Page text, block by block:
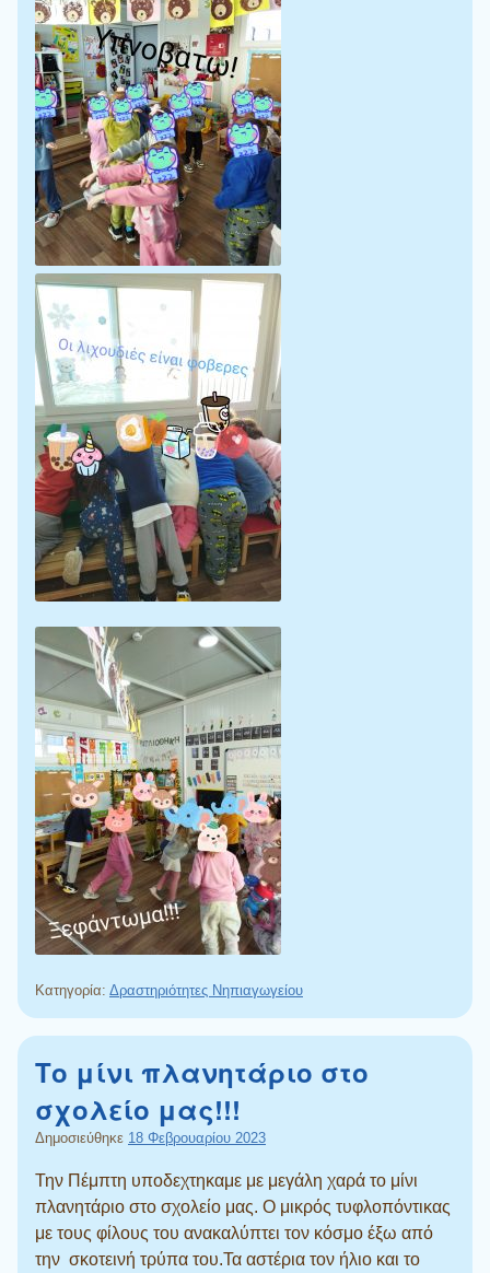
Κατηγορία: Δραστηριότητες Νηπιαγωγείου
Το μίνι πλανητάριο στο
σχολείο μας!!!
Δημοσιεύθηκε 18 Φεβρουαρίου 2023
Την Πέμπτη υποδεχτηκαμε με μεγάλη χαρά το μίνι
πλανητάριο στο σχολείο μας. Ο μικρός τυφλοπόντικας
με τους φίλους του ανακαλύπτει τον κόσμο έξω από
την σκοτεινή τρύπα του.Τα αστέρια τον ήλιο και το